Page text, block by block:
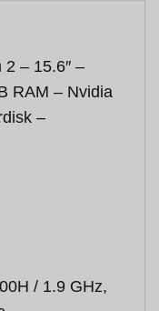
– 15.6″ –
RAM – Nvidia
–
/ 1.9 GHz,